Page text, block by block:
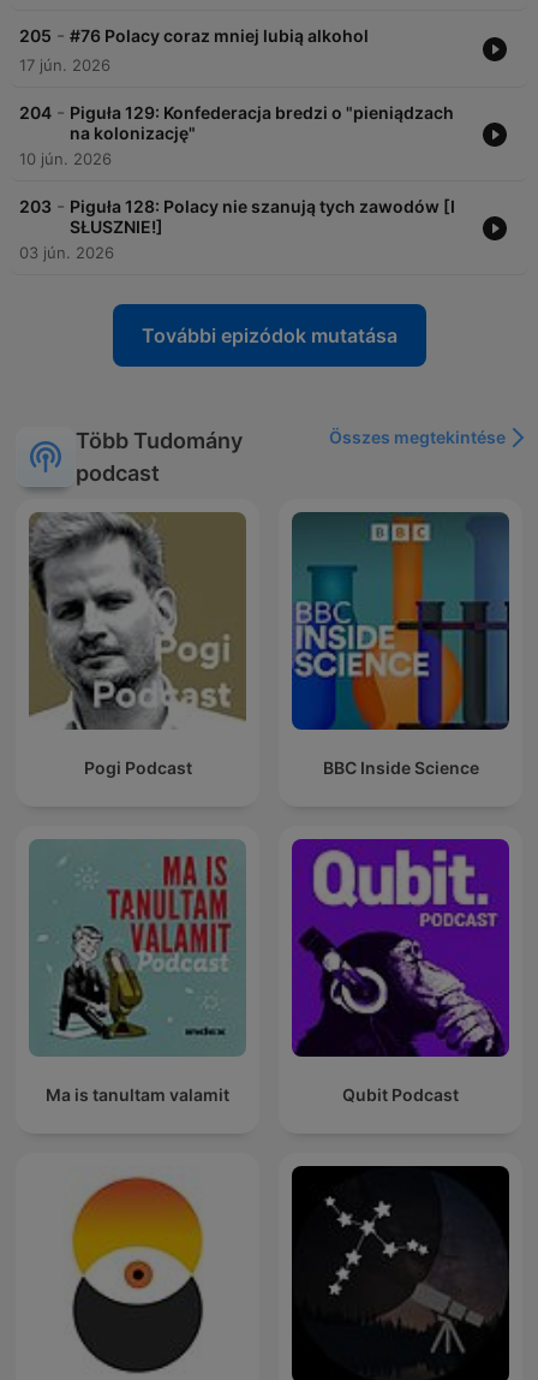
205 - #76 Polacy coraz mniej lubią alkohol
17 jún. 2026
204 - Piguła 129: Konfederacja bredzi o "pieniądzach
na kolonizację"
10 jún. 2026
203 - Piguła 128: Polacy nie szanują tych zawodów [I
SŁUSZNIE!]
03 jún. 2026
További epizódok mutatása
Több Tudomány
podcast
Összes megtekintése
Pogi Podcast BBC Inside Science
Ma is tanultam valamit Qubit Podcast